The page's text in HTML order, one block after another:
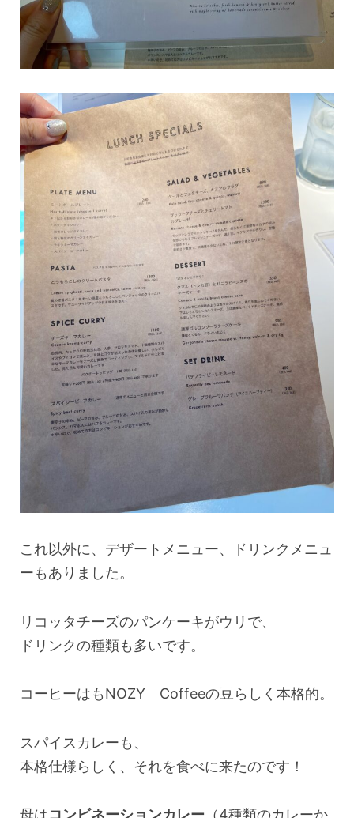
これ以外に、デザートメニュー、ドリンクメニュ
ーもありました。
リコッタチーズのパンケーキがウリで、
ドリンクの種類も多いです。
コーヒーはもNOZY Coffeeの豆らしく本格的。
スパイスカレーも、
本格仕様らしく、それを食べに来たのです！
母はコンビネーションカレー （4種類のカレーか